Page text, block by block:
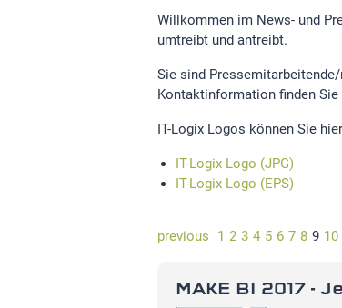
Willkommen im News- und
umtreibt und antreibt.
Sie sind
Kontaktinformation finden Sie
IT-Logix Logos können Sie
IT-Logix Logo (JPG)
IT-Logix Logo (EPS)
previous 1 2 3 4 5 6 7 8 9 10
MAKE BI 2017 -